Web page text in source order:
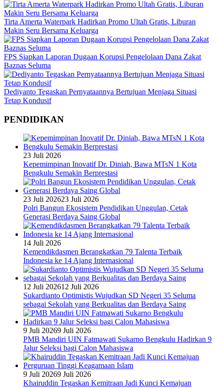
Tirta Amerta Waterpark Hadirkan Promo Ultah Gratis, Liburan
Makin Seru Bersama Keluarga
FPS Siapkan Laporan Dugaan Korupsi Pengelolaan Dana Zakat
Baznas Seluma
Dediyanto Tegaskan Pernyataannya Bertujuan Menjaga Situasi
Tetap Kondusif
PENDIDIKAN
23 Juli 2026
Kepemimpinan Inovatif Dr. Diniah, Bawa MTsN 1 Kota
Bengkulu Semakin Berprestasi
23 Juli 202623 Juli 2026
Polri Bangun Ekosistem Pendidikan Unggulan, Cetak
Generasi Berdaya Saing Global
14 Juli 2026
Kemendikdasmen Berangkatkan 79 Talenta Terbaik
Indonesia ke 14 Ajang Internasional
12 Juli 202612 Juli 2026
Sukardianto Optimistis Wujudkan SD Negeri 35 Seluma
sebagai Sekolah yang Berkualitas dan Berdaya Saing
9 Juli 20269 Juli 2026
PMB Mandiri UIN Fatmawati Sukarno Bengkulu Hadirkan 9
Jalur Seleksi bagi Calon Mahasiswa
9 Juli 20269 Juli 2026
Khairuddin Tegaskan Kemitraan Jadi Kunci Kemajuan